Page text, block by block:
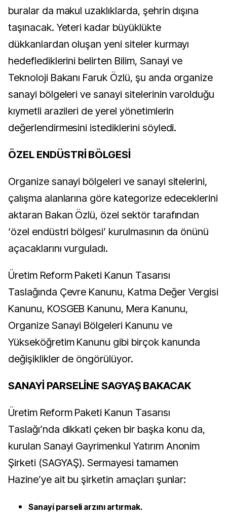
buralar da makul uzaklıklarda, şehrin dışına
taşınacak. Yeteri kadar büyüklükte
dükkanlardan oluşan yeni siteler kurmayı
hedeflediklerini belirten Bilim, Sanayi ve
Teknoloji Bakanı Faruk Özlü, şu anda organize
sanayi bölgeleri ve sanayi sitelerinin varolduğu
kıymetli arazileri de yerel yönetimlerin
değerlendirmesini istediklerini söyledi.
ÖZEL ENDÜSTRİ BÖLGESİ
Organize sanayi bölgeleri ve sanayi sitelerini,
çalışma alanlarına göre kategorize edeceklerini
aktaran Bakan Özlü, özel sektör tarafından
‘özel endüstri bölgesi’ kurulmasının da önünü
açacaklarını vurguladı.
Üretim Reform Paketi Kanun Tasarısı
Taslağında Çevre Kanunu, Katma Değer Vergisi
Kanunu, KOSGEB Kanunu, Mera Kanunu,
Organize Sanayi Bölgeleri Kanunu ve
Yükseköğretim Kanunu gibi birçok kanunda
değişiklikler de öngörülüyor.
SANAYİ PARSELİNE SAGYAŞ BAKACAK
Üretim Reform Paketi Kanun Tasarısı
Taslağı’nda dikkati çeken bir başka konu da,
kurulan Sanayi Gayrimenkul Yatırım Anonim
Şirketi (SAGYAŞ). Sermayesi tamamen
Hazine’ye ait bu şirketin amaçları şunlar:
Sanayi parseli arzını artırmak.